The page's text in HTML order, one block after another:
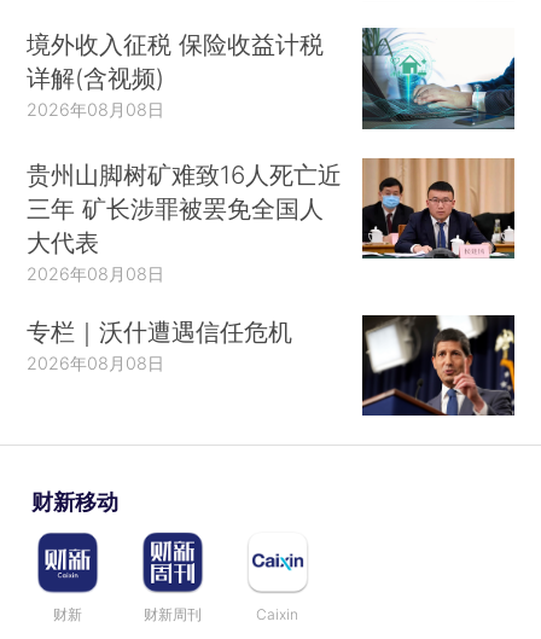
境外收入征税 保险收益计税
详解(含视频)
2026年08月08日
贵州山脚树矿难致16人死亡近
三年 矿长涉罪被罢免全国人
大代表
2026年08月08日
专栏｜沃什遭遇信任危机
2026年08月08日
财新移动
财新 财新周刊 Caixin